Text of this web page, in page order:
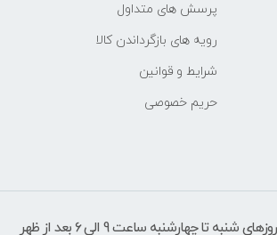
پرسش های متداول
رویه های بازگرداندن کالا
شرایط و قوانین
حریم خصوصی
شنبه تا چهارشنبه ساعت 9 الی ۶ بعد از ظهر